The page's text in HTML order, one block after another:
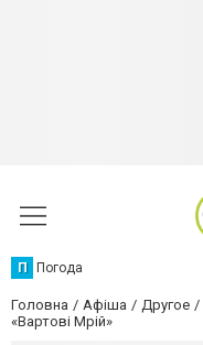
П Погода
Головна Афіша Другое
«Вартові Мрій»